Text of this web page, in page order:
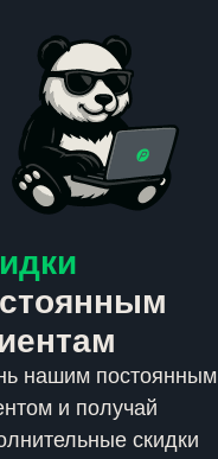
нашим постоянным
и получай
скидки